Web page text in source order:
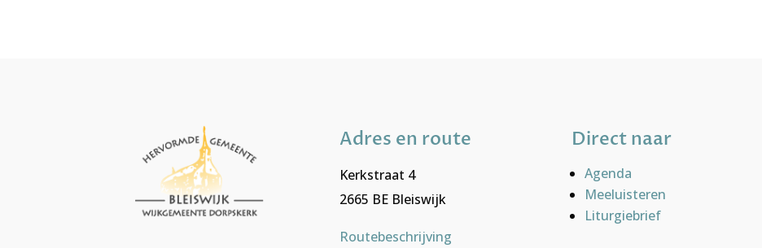
Adres en route
Kerkstraat 4
2665 BE Bleiswijk
Routebeschrijving
Direct naar
Agenda
Meeluisteren
Liturgiebrief